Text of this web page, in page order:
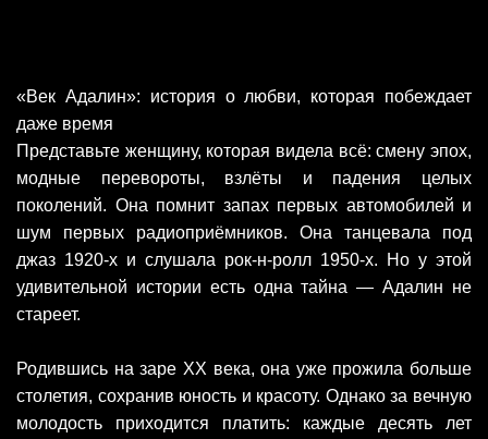
«Век Адалин»: история о любви, которая побеждает
даже время
Представьте женщину, которая видела всё: смену эпох,
модные перевороты, взлёты и падения целых
поколений. Она помнит запах первых автомобилей и
шум первых радиоприёмников. Она танцевала под
джаз 1920‑х и слушала рок‑н‑ролл 1950‑х. Но у этой
удивительной истории есть одна тайна — Адалин не
стареет.
Родившись на заре XX века, она уже прожила больше
столетия, сохранив юность и красоту. Однако за вечную
молодость приходится платить: каждые десять лет